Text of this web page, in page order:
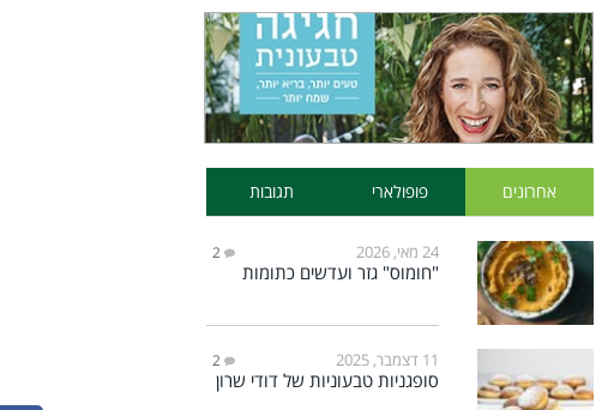
אחרונים פופולארי תגובות
24 מאי, 2026 2
"חומוס" גזר ועדשים כתומות
11 דצמבר, 2025 2
סופגניות טבעוניות של דודי שרון